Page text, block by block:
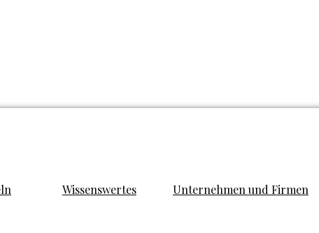
Wissenswertes Unternehmen und Firmen